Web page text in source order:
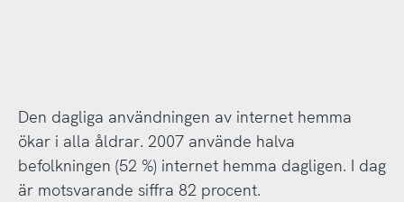
Den dagliga användningen av internet hemma
ökar i alla åldrar. 2007 använde halva
befolkningen (52 %) internet hemma dagligen. I dag
är motsvarande siffra 82 procent.